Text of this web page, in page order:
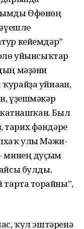
Өфө­нөң
кейемдәр”
уйынсыҡтар
мәҙәни
уйнаған,
үҙешмәкәр
ҡатнаш­ҡан. Был
фәндәре
улы Мәжи­
минең дуҫым
булды.
торғайны”,
ҡул эштәренә